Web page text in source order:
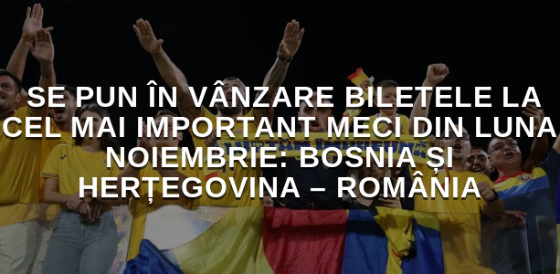
SE PUN ÎN VÂNZARE BILETELE LA
CEL MAI IMPORTANT MECI DIN LUNA
NOIEMBRIE: BOSNIA ȘI
HERȚEGOVINA – ROMÂNIA